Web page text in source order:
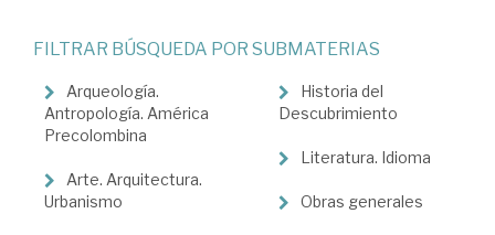
y
Ciencias
Humanas
>
Historia
FILTRAR BÚSQUEDA POR SUBMATERIAS
Arqueología.
Antropología. América
Precolombina
Arte. Arquitectura.
Urbanismo
Historia del
Descubrimiento
Literatura. Idioma
Obras generales